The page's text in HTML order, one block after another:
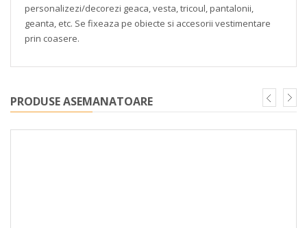
personalizezi/decorezi geaca, vesta, tricoul, pantalonii,
geanta, etc. Se fixeaza pe obiecte si accesorii vestimentare
prin coasere.
PRODUSE ASEMANATOARE